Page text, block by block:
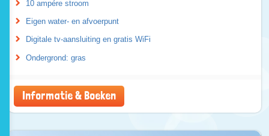
10 ampére stroom
Eigen water- en afvoerpunt
Digitale tv-aansluiting en gratis WiFi
Ondergrond: gras
Informatie & Boeken